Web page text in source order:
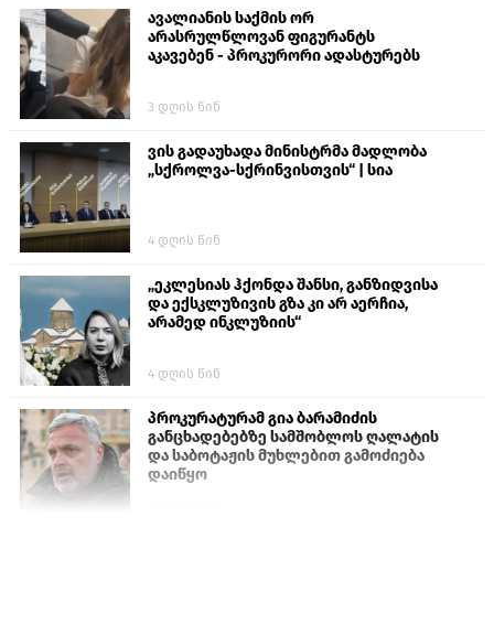
ავალიანის საქმის ორ
არასრულწლოვან ფიგურანტს
აკავებენ - პროკურორი ადასტურებს
3 დღის წინ
ვის გადაუხადა მინისტრმა მადლობა
„სქროლვა-სქრინვისთვის“ | სია
4 დღის წინ
„ეკლესიას ჰქონდა შანსი, განზიდვისა
და ექსკლუზივის გზა კი არ აერჩია,
არამედ ინკლუზიის“
4 დღის წინ
პროკურატურამ გია ბარამიძის
განცხადებებზე სამშობლოს ღალატის
და საბოტაჟის მუხლებით გამოძიება
დაიწყო